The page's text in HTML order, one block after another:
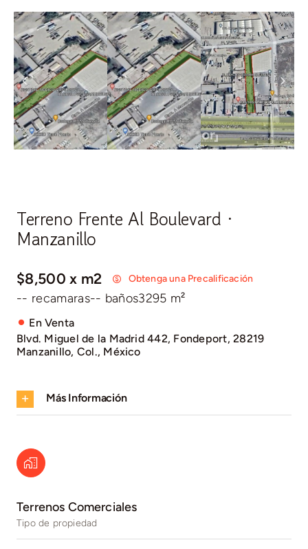
Terreno Frente Al Boulevard ·
Manzanillo
$8,500 x m2 Obtenga una Precalificación
-- recamaras-- baños3295 m²
En Venta
Blvd. Miguel de la Madrid 442, Fondeport, 28219
Manzanillo, Col., México
Más Información
Terrenos Comerciales
Tipo de propiedad